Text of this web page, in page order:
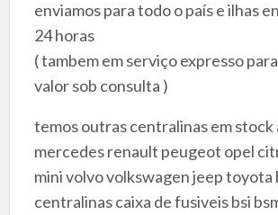
enviamos para todo o país e ilhas
24 horas
( tambem em serviço expresso
valor sob consulta )
temos outras centralinas em stock
mercedes renault peugeot opel
mini volvo volkswagen jeep toyota
centralinas caixa de fusiveis bsi